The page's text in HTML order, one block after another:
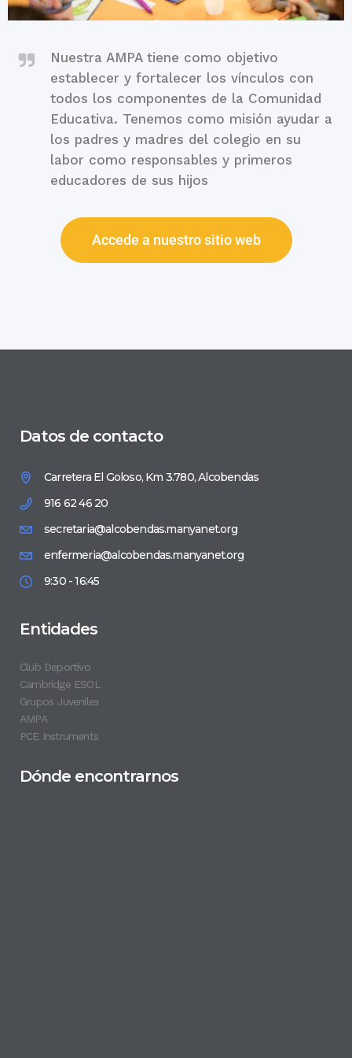
Nuestra AMPA tiene como objetivo
establecer y fortalecer los vínculos con
todos los componentes de la Comunidad
Educativa. Tenemos como misión ayudar a
los padres y madres del colegio en su
labor como responsables y primeros
educadores de sus hijos
Accede a nuestro sitio web
Datos de contacto
Carretera El Goloso, Km 3.780, Alcobendas
916 62 46 20
secretaria@alcobendas.manyanet.org
enfermeria@alcobendas.manyanet.org
9:30 - 16:45
Entidades
Club Deportivo
Cambridge ESOL
Grupos Juveniles
AMPA
PCE Instruments
Dónde encontrarnos